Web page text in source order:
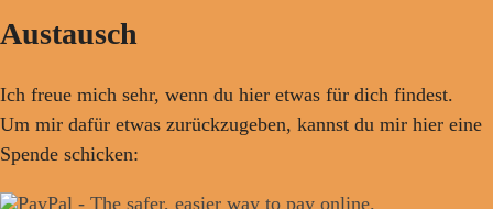
Austausch
Ich freue mich sehr, wenn du hier etwas für dich findest.
Um mir dafür etwas zurückzugeben, kannst du mir hier eine
Spende schicken: